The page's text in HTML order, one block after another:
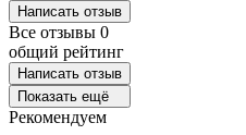
Написать отзыв
Все отзывы 0
общий рейтинг
Написать отзыв
Показать ещё
Рекомендуем